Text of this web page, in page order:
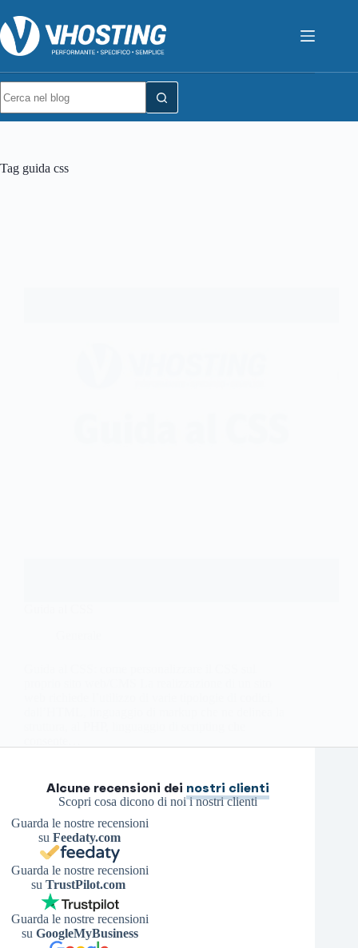
Tag guida css
Alcune recensioni dei nostri clienti
Scopri cosa dicono di noi i nostri clienti
Guarda le nostre recensioni
suFeedaty.com
Guarda le nostre recensioni
su TrustPilot.com
Guarda le nostre recensioni
su GoogleMyBusiness